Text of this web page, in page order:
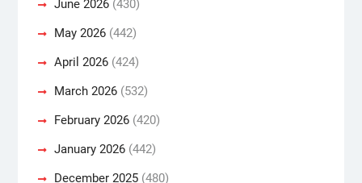
June 2026(430)
May 2026(442)
April 2026(424)
March 2026(532)
February 2026(420)
January 2026(442)
December 2025(480)